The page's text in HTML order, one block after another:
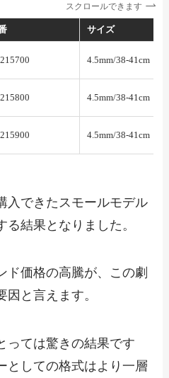
スクロールできます
サイズ
4.5mm/38-41cm
4.5mm/38-41cm
4.5mm/38-41cm
入できたスモールモデル
る結果となりました。
ド価格の高騰が、この劇
と言えます。
っては驚きの結果です
としての格式はより一層